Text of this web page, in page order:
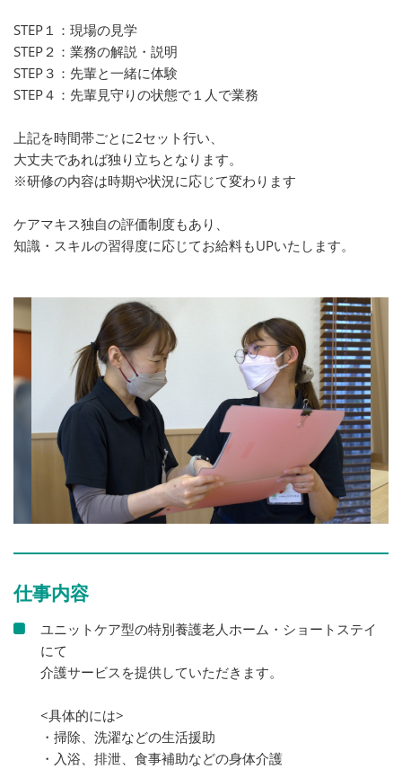
STEP１：現場の見学
STEP２：業務の解説・説明
STEP３：先輩と一緒に体験
STEP４：先輩見守りの状態で１人で業務
上記を時間帯ごとに2セット行い、
大丈夫であれば独り立ちとなります。
※研修の内容は時期や状況に応じて変わります
ケアマキス独自の評価制度もあり、
知識・スキルの習得度に応じてお給料もUPいたします。
仕事内容
ユニットケア型の特別養護老人ホーム・ショートステイ
にて
介護サービスを提供していただきます。
<具体的には>
・掃除、洗濯などの生活援助
・入浴、排泄、食事補助などの身体介護